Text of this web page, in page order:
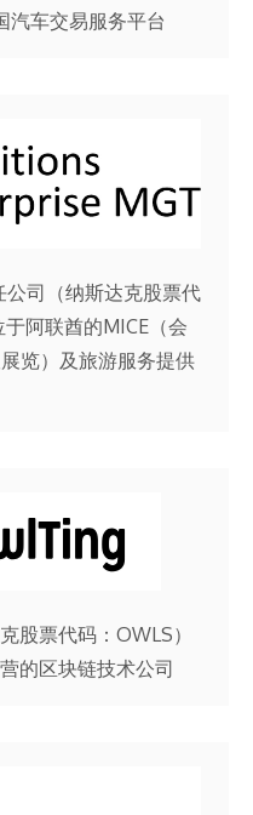
汽车交易服务平台
司（纳斯达克股票代
阿联酋的MICE（会
览）及旅游服务提供
股票代码：OWLS）
的区块链技术公司